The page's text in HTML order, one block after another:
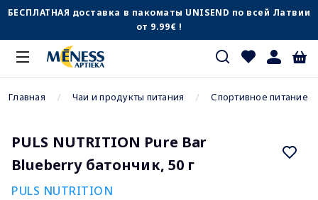
БЕСПЛАТНАЯ доставка в пакоматы UNISEND по всей Латвии
от 9.99€ !
Главная Чаи и продукты питания Спортивное питание
PULS NUTRITION Pure Bar
Blueberry батончик, 50 г
PULS NUTRITION